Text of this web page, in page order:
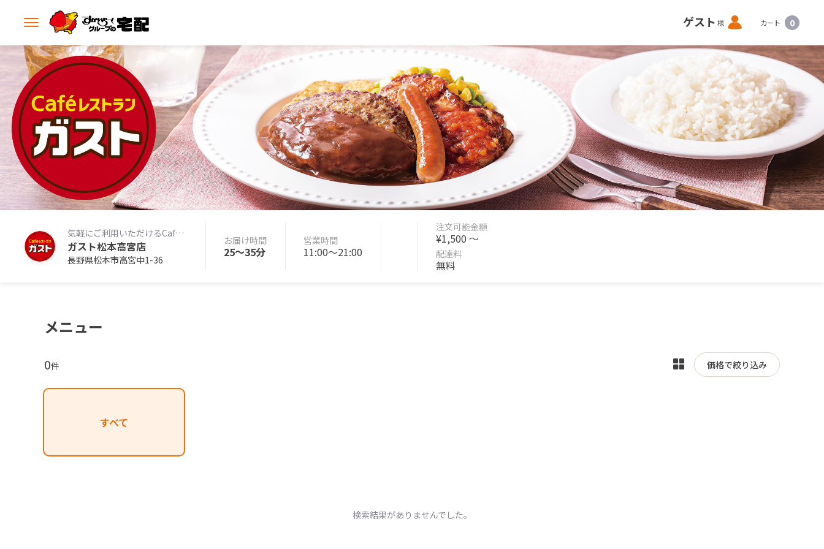
メ
ュ
ー
を
開
く
ゲスト 様 ロ
グ
イ
ン
カート 0
気軽にご利用いただけるCafeレストラン
ガスト松本高宮店
長野県松本市高宮中1-36
お届け時間
25〜35分
営業時間
11:00〜21:00
注文可能金額
¥1,500 〜
配達料
無料
メニュー
0件
表
価格で絞り込み
すべて
検索結果がありませんでした。